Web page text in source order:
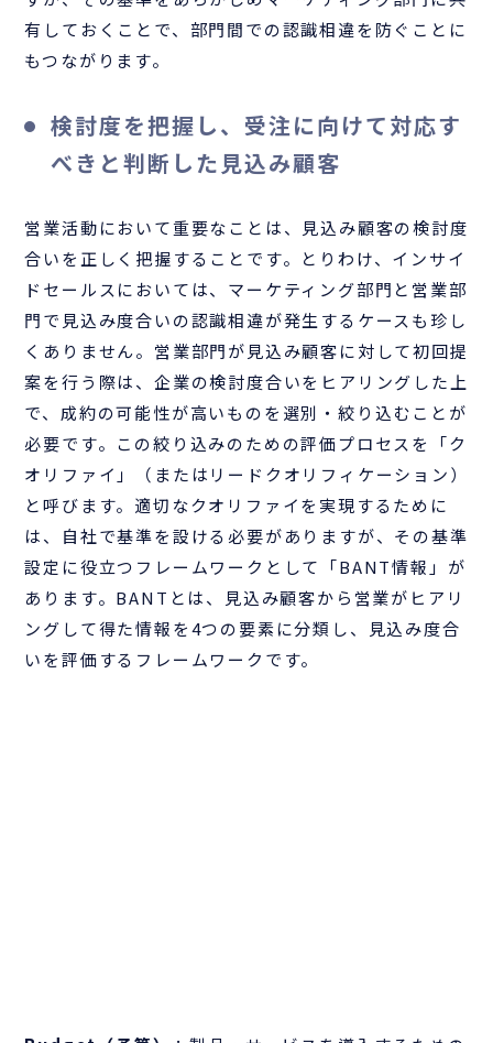
有しておくことで、部門間での認識相違を防ぐことに
もつながります。
検討度を把握し、受注に向けて対応す
べきと判断した見込み顧客
営業活動において重要なことは、見込み顧客の検討度
合いを正しく把握することです。とりわけ、インサイ
ドセールスにおいては、マーケティング部門と営業部
門で見込み度合いの認識相違が発生するケースも珍し
くありません。営業部門が見込み顧客に対して初回提
案を行う際は、企業の検討度合いをヒアリングした上
で、成約の可能性が高いものを選別・絞り込むことが
必要です。この絞り込みのための評価プロセスを「ク
オリファイ」（またはリードクオリフィケーション）
と呼びます。適切なクオリファイを実現するために
は、自社で基準を設ける必要がありますが、その基準
設定に役立つフレームワークとして「BANT情報」が
あります。BANTとは、見込み顧客から営業がヒアリ
ングして得た情報を4つの要素に分類し、見込み度合
いを評価するフレームワークです。